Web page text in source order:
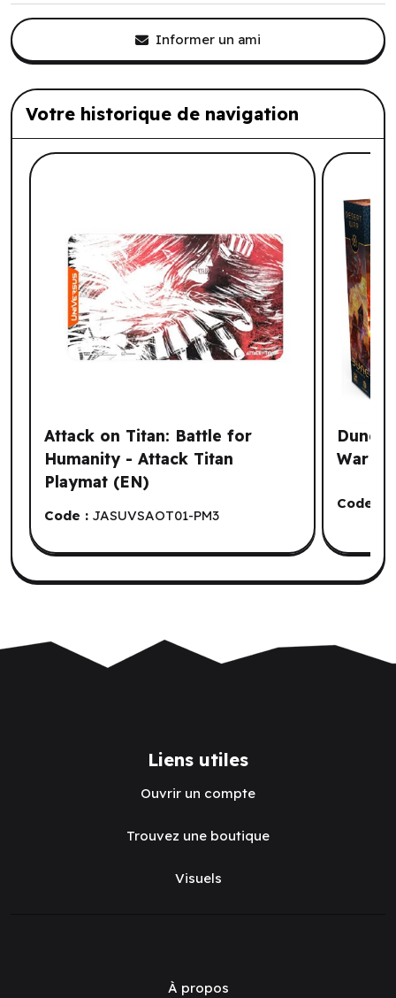
Informer un ami
Votre historique de navigation
Liste de produits suggérés: Votre
Attack on Titan: Battle for
Humanity - Attack Titan
Playmat (EN)
Code : JASUVSAOT01-PM3
Dune
War
Code :
Liens utiles
Ouvrir un compte
Trouvez une boutique
Visuels
À propos